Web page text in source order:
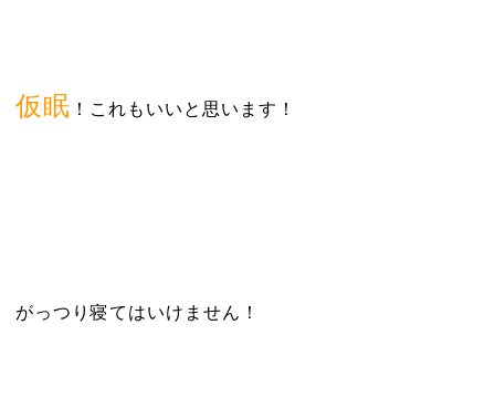
仮眠 ！これもいいと思います！
がっつり寝てはいけません！